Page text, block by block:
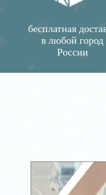
бесплатная
в любой город
России